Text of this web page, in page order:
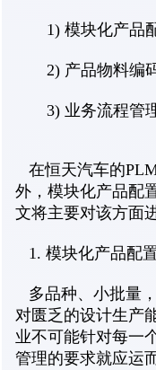
1) 模块化产品配
2) 产品物料编码
3) 业务流程管理
在恒天汽车的
外，模块化产品配
文将主要对该方面
1. 模块化产品配
多品种、小批量
对匮乏的设计生产
业不可能针对每一
管理的要求就应运